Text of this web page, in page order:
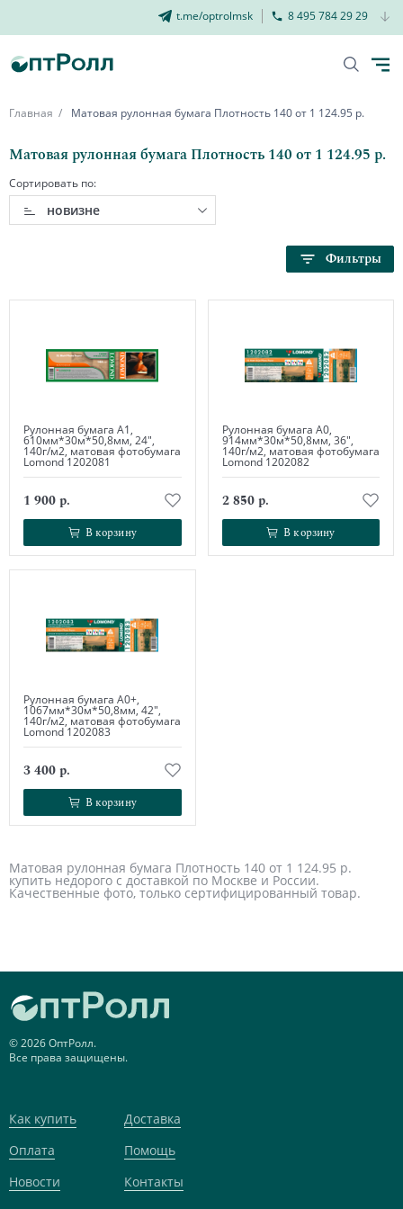
t.me/optrolmsk 8 495 784 29 29
Главная Матовая рулонная бумага Плотность 140 от 1 124.95 р.
Матовая рулонная бумага Плотность 140 от 1 124.95 р.
Сортировать по:
новизне
Фильтры
Рулонная бумага А1,
610мм*30м*50,8мм, 24",
140г/м2, матовая фотобумага
Lomond 1202081
1 900 р.
В корзину
В корзину
Рулонная бумага А0,
914мм*30м*50,8мм, 36",
140г/м2, матовая фотобумага
Lomond 1202082
2 850 р.
В корзину
В корзину
Рулонная бумага А0+,
1067мм*30м*50,8мм, 42",
140г/м2, матовая фотобумага
Lomond 1202083
3 400 р.
В корзину
В корзину
Матовая рулонная бумага Плотность 140 от 1 124.95 р.
купить недорого с доставкой по Москве и России.
Качественные фото, только сертифицированный товар.
© 2026 ОптРолл.
Все права защищены.
Как купить
Доставка
Оплата
Помощь
Новости
Контакты